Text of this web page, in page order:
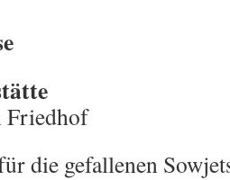
Friedhof
die gefallenen